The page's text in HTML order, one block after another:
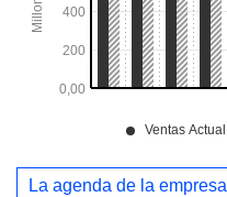
La agenda de la empresa